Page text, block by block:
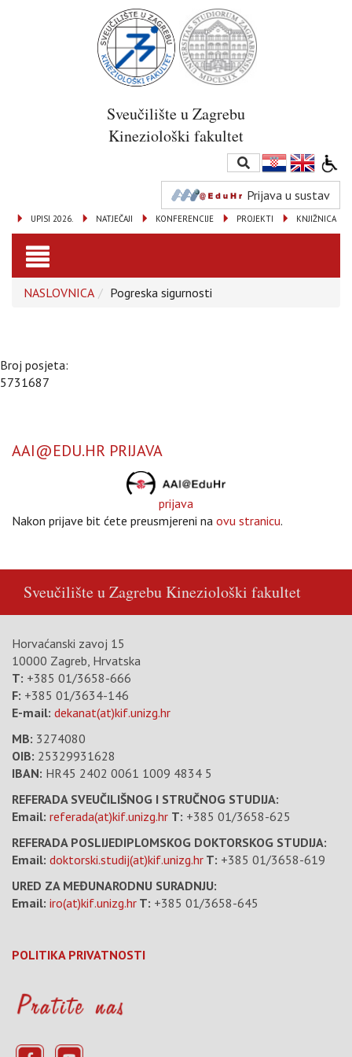
Sveučilište u Zagrebu
Kineziološki fakultet
Prijava u sustav
KNJIŽNICA
PROJEKTI
KONFERENCIJE
NATJEČAJI
UPISI 2026.
Toggle
navigation
NASLOVNICA Pogreska sigurnosti
Broj posjeta:
5731687
AAI@EDU.HR PRIJAVA
prijava
Nakon prijave bit ćete preusmjereni na ovu stranicu.
Sveučilište u ZagrebuKineziološki fakultet
Horvaćanski zavoj 15
10000 Zagreb, Hrvatska
T: +385 01/3658-666
F: +385 01/3634-146
E-mail: dekanat(at)kif.unizg.hr
MB: 3274080
OIB: 25329931628
IBAN: HR45 2402 0061 1009 4834 5
REFERADA SVEUČILIŠNOG I STRUČNOG STUDIJA:
Email: referada(at)kif.unizg.hr T: +385 01/3658-625
REFERADA POSLIJEDIPLOMSKOG DOKTORSKOG STUDIJA:
Email: doktorski.studij(at)kif.unizg.hr T: +385 01/3658-619
URED ZA MEĐUNARODNU SURADNJU:
Email: iro(at)kif.unizg.hr T: +385 01/3658-645
POLITIKA PRIVATNOSTI